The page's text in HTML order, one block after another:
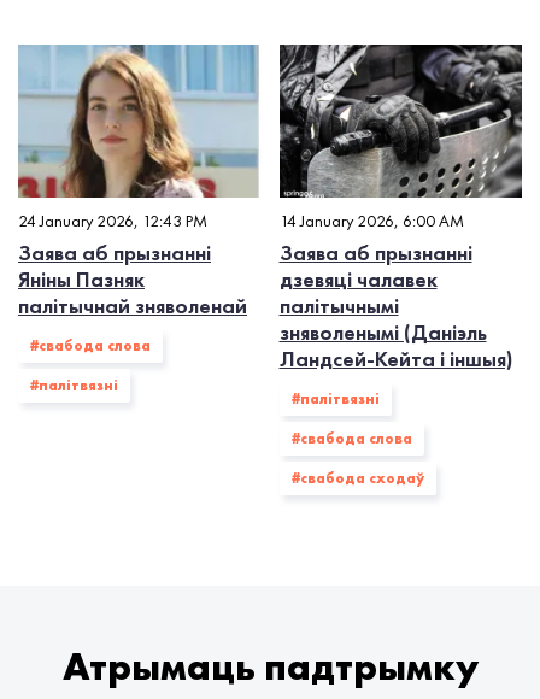
24 January 2026, 12:43 PM
Заява аб прызнанні
Яніны Пазняк
палітычнай зняволенай
#свабода слова
#палiтвязнi
14 January 2026, 6:00 AM
Заява аб прызнанні
дзевяці чалавек
палітычнымі
зняволенымі (Даніэль
Ландсей-Кейта і іншыя)
#палiтвязнi
#свабода слова
#свабода сходаў
Атрымаць падтрымку